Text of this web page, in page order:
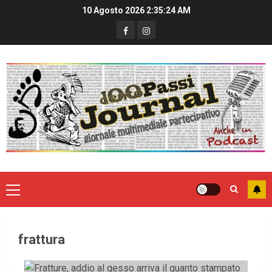
10 Agosto 2026 2:35:24 AM
frattura